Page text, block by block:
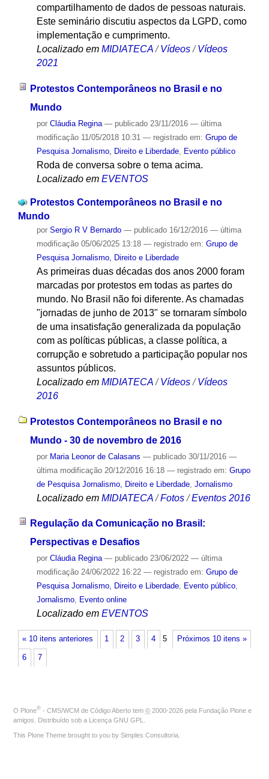
compartilhamento de dados de pessoas naturais.
Este seminário discutiu aspectos da LGPD, como
implementação e cumprimento.
Localizado em MIDIATECA / Vídeos / Vídeos
2021
Protestos Contemporâneos no Brasil e no
Mundo
por Cláudia Regina — publicado23/11/2016 — última
modificação11/05/2018 10:31 — registrado em: Grupo de
Pesquisa Jornalismo, Direito e Liberdade, Evento público
Roda de conversa sobre o tema acima.
Localizado em EVENTOS
Protestos Contemporâneos no Brasil e no
Mundo
por Sergio R V Bernardo — publicado16/12/2016 — última
modificação05/06/2025 13:18 — registrado em: Grupo de
Pesquisa Jornalismo, Direito e Liberdade
As primeiras duas décadas dos anos 2000 foram
marcadas por protestos em todas as partes do
mundo. No Brasil não foi diferente. As chamadas
"jornadas de junho de 2013" se tornaram símbolo
de uma insatisfação generalizada da população
com as políticas públicas, a classe política, a
corrupção e sobretudo a participação popular nos
assuntos públicos.
Localizado em MIDIATECA /Vídeos /Vídeos
2016
Protestos Contemporâneos no Brasil e no
Mundo - 30 de novembro de 2016
por Maria Leonor de Calasans — publicado30/11/2016 —
última modificação20/12/2016 16:18 — registrado em: Grupo
de Pesquisa Jornalismo, Direito e Liberdade, Jornalismo
Localizado em MIDIATECA /Fotos /Eventos 2016
Regulação da Comunicação no Brasil:
Perspectivas e Desafios
por Cláudia Regina — publicado23/06/2022 — última
modificação24/06/2022 16:22 — registrado em: Grupo de
Pesquisa Jornalismo, Direito e Liberdade, Evento público,
Jornalismo, Evento online
Localizado em EVENTOS
« 10 itens anteriores Próximos 10 itens »
1 2 3 4 5
6 7
O Plone® - CMS/WCM de Código Aberto tem © 2000-2026 pela Fundação Plone e
amigos. Distribuído sob a Licença GNU GPL
This Plone Theme brought to you by Simples Consultoria